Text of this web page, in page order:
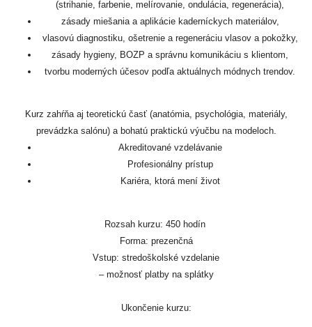
(strihanie, farbenie, melírovanie, ondulácia, regenerácia),
zásady miešania a aplikácie kaderníckych materiálov,
vlasovú diagnostiku, ošetrenie a regeneráciu vlasov a pokožky,
zásady hygieny, BOZP a správnu komunikáciu s klientom,
tvorbu moderných účesov podľa aktuálnych módnych trendov.
Kurz zahŕňa aj teoretickú časť (anatómia, psychológia, materiály,
prevádzka salónu) a bohatú praktickú výučbu na modeloch.
Akreditované vzdelávanie
Profesionálny prístup
Kariéra, ktorá mení život
Rozsah kurzu: 450 hodín
Forma: prezenčná
Vstup: stredoškolské vzdelanie
– možnosť platby na splátky
Ukončenie kurzu: